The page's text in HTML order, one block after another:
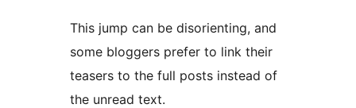
This jump can be disorienting, and
some bloggers prefer to link their
teasers to the full posts instead of
the unread text.